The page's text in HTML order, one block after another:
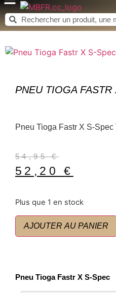
PNEU TIOGA FASTR
Pneu Tioga Fastr X S-Spec
54,95€
52,20€
Plus que 1 en stock
AJOUTER AU PANIER
Pneu Tioga Fastr X S-Spec